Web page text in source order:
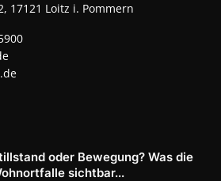
17121 Loitz i. Pommern
oder Bewegung? Was die
sichtbar...